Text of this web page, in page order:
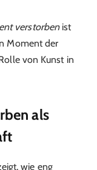
verstorbenist
Moment der
von Kunst in
als
wie eng